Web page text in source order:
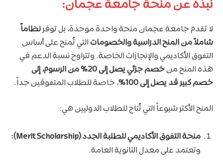
نبذة عن منحة جامعة عجمان:
لا تقدم جامعة عجمان منحة واحدة موحدة، بل توفرنظاماً
شاملاً من المنح الدراسية والخصوماتالتي تُمنح على أساس
التفوق الأكاديمي والإنجازات الخاصة. وتتراوح نسبة الدعم في
هذه المنح من
خصم جزئي يصل إلى 20% من الرسوم، إلى
خصم كبير قد يصل إلى 100%
، خاصة للطلاب المتفوقين جداً.
المنح الأكثر شيوعاً التي تُتاح للطلاب الدوليين هي:
منحة التفوق الأكاديمي للطلبة الجدد (Merit Scholarship):
وتعتمد على معدل الثانوية العامة.